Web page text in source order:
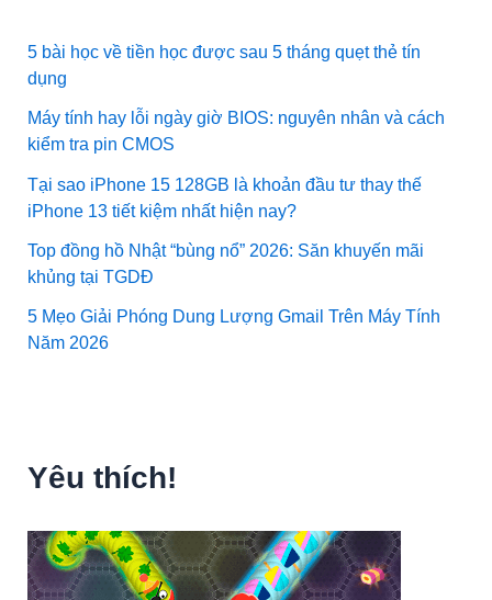
5 bài học về tiền học được sau 5 tháng quẹt thẻ tín
dụng
Máy tính hay lỗi ngày giờ BIOS: nguyên nhân và cách
kiểm tra pin CMOS
Tại sao iPhone 15 128GB là khoản đầu tư thay thế
iPhone 13 tiết kiệm nhất hiện nay?
Top đồng hồ Nhật “bùng nổ” 2026: Săn khuyến mãi
khủng tại TGDĐ
5 Mẹo Giải Phóng Dung Lượng Gmail Trên Máy Tính
Năm 2026
Yêu thích!